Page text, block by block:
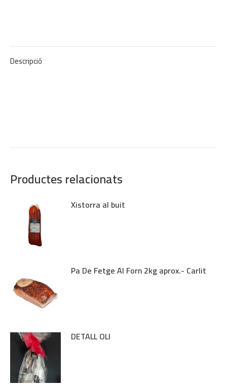
Descripció
Productes relacionats
Xistorra al buit
Pa De Fetge Al Forn 2kg aprox.- Carlit
DETALL OLI